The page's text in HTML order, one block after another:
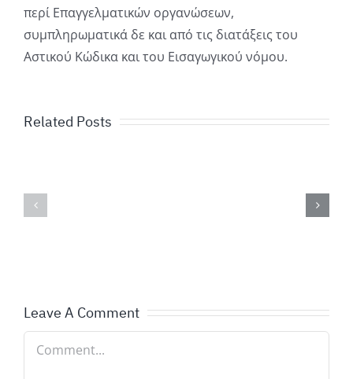
περί Επαγγελματικών οργανώσεων,
συμπληρωματικά δε και από τις διατάξεις του
Αστικού Κώδικα και του Εισαγωγικού νόμου.
Related Posts
Γενικής
&
Ιουνίου)
τι
Leave A Comment
Comment